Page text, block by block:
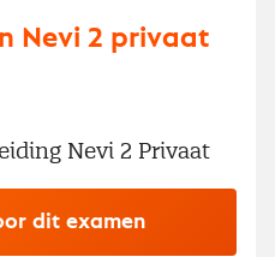
Nevi 2 privaat
Nevi 2 Privaat
dit examen